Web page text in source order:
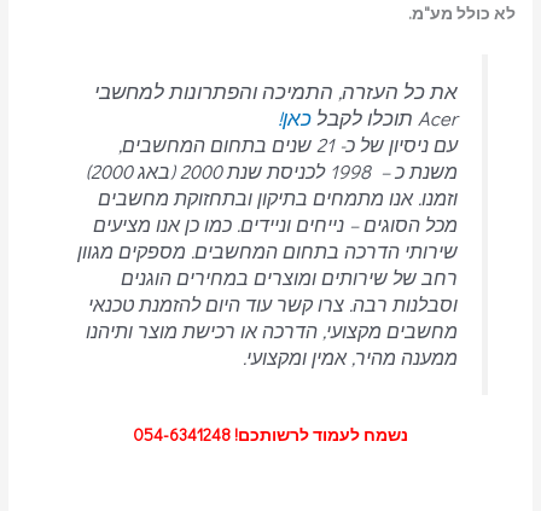
לא כולל מע"מ.
את כל העזרה, התמיכה והפתרונות למחשבי
Acer תוכלו לקבל
כאן!
עם ניסיון של כ- 21 שנים בתחום המחשבים,
משנת כ – 1998 לכניסת שנת 2000 (באג 2000)
וזמנו. אנו מתמחים בתיקון ובתחזוקת מחשבים
מכל הסוגים – נייחים וניידים. כמו כן אנו מציעים
שירותי הדרכה בתחום המחשבים. מספקים מגוון
רחב של שירותים ומוצרים במחירים הוגנים
וסבלנות רבה. צרו קשר עוד היום להזמנת טכנאי
מחשבים מקצועי, הדרכה או רכישת מוצר ותיהנו
ממענה מהיר, אמין ומקצועי.
נשמח לעמוד לרשותכם! 054-6341248